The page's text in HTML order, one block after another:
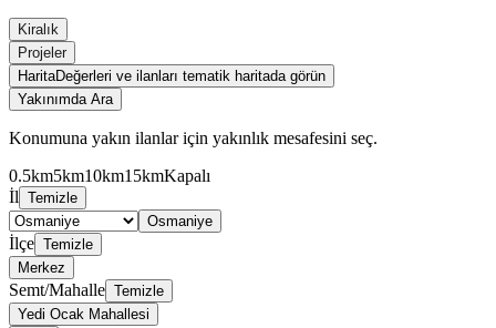
Kiralık
Projeler
HaritaDeğerleri ve ilanları tematik haritada görün
Yakınımda Ara
Konumuna yakın ilanlar için yakınlık mesafesini seç.
0.5km5km10km15kmKapalı
İl Temizle
Osmaniye
İlçe Temizle
Merkez
Semt/Mahalle Temizle
Yedi Ocak Mahallesi